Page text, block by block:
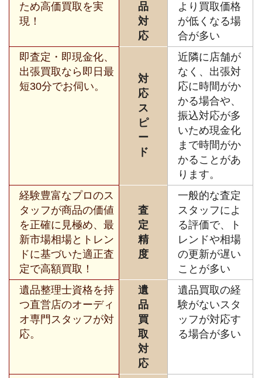
ため高価買取を実
現！
品
対
応
より買取価格
が低くなる場
合が多い
即査定・即現金化、
出張買取なら即日最
短30分でお伺い。
対
応
ス
ピ
ー
ド
近隣に店舗が
なく、出張対
応に時間がか
かる場合や、
振込対応が多
いため現金化
まで時間がか
かることがあ
ります。
経験豊富なプロのス
タッフが商品の価値
を正確に見極め、最
新市場相場とトレン
ドに基づいた適正査
定で高額買取！
査
定
精
度
一般的な査定
スタッフによ
る評価で、ト
レンドや相場
の更新が遅い
ことが多い
遺品整理士資格を持
つ直営店のオーディ
オ専門スタッフが対
応。
遺
品
買
取
対
応
遺品買取の経
験がないスタ
ッフが対応す
る場合が多い